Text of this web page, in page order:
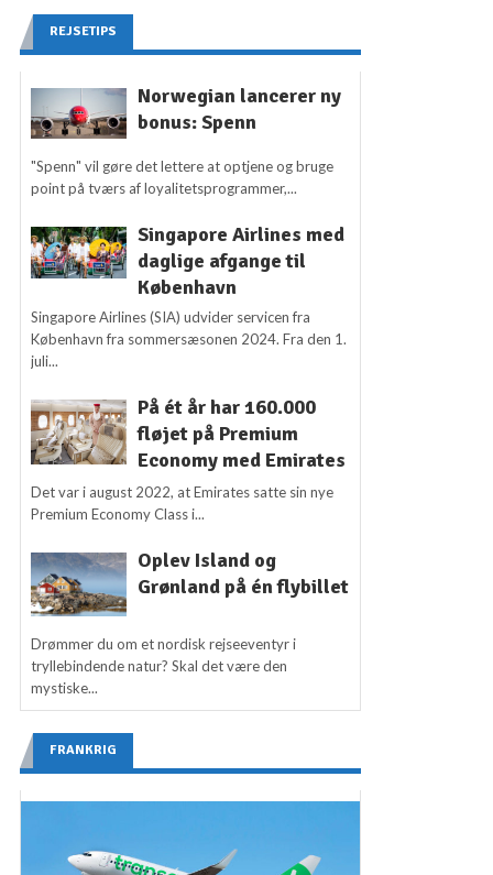
REJSETIPS
Norwegian lancerer ny
bonus: Spenn
"Spenn" vil gøre det lettere at optjene og bruge
point på tværs af loyalitetsprogrammer,...
Singapore Airlines med
daglige afgange til
København
Singapore Airlines (SIA) udvider servicen fra
København fra sommersæsonen 2024. Fra den 1.
juli...
På ét år har 160.000
fløjet på Premium
Economy med Emirates
Det var i august 2022, at Emirates satte sin nye
Premium Economy Class i...
Oplev Island og
Grønland på én flybillet
Drømmer du om et nordisk rejseeventyr i
tryllebindende natur? Skal det være den
mystiske...
FRANKRIG